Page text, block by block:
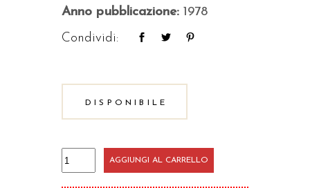
Anno pubblicazione: 1978
Condividi:
DISPONIBILE
Esposizione
del
AGGIUNGI AL CARRELLO